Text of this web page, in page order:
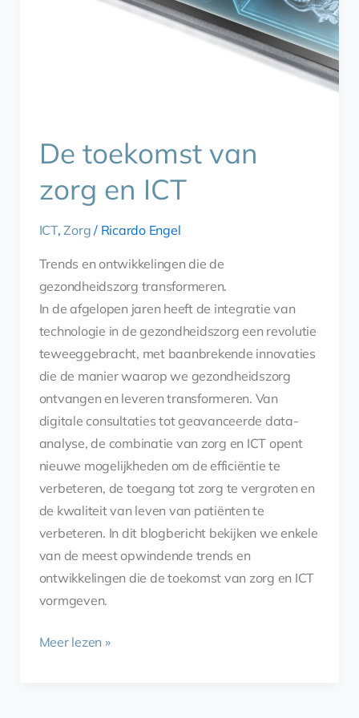
De toekomst van
zorg en ICT
ICT,Zorg / Ricardo Engel
Trends en ontwikkelingen die de
gezondheidszorg transformeren.
In de afgelopen jaren heeft de integratie van
technologie in de gezondheidszorg een revolutie
teweeggebracht, met baanbrekende innovaties
die de manier waarop we gezondheidszorg
ontvangen en leveren transformeren. Van
digitale consultaties tot geavanceerde data-
analyse, de combinatie van zorg en ICT opent
nieuwe mogelijkheden om de efficiëntie te
verbeteren, de toegang tot zorg te vergroten en
de kwaliteit van leven van patiënten te
verbeteren. In dit blogbericht bekijken we enkele
van de meest opwindende trends en
ontwikkelingen die de toekomst van zorg en ICT
vormgeven.
Meer lezen »